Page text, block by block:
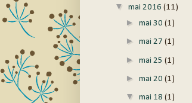
▼ mai 2016 (11)
► mai 30 (1)
► mai 27 (1)
► mai 25 (1)
► mai 20 (1)
▼ mai 18 (1)